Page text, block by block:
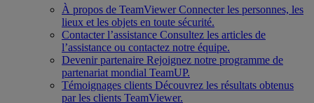
À propos de TeamViewer Connecter les personnes, les
lieux et les objets en toute sécurité.
Contacter l’assistance Consultez les articles de
l’assistance ou contactez notre équipe.
Devenir partenaire Rejoignez notre programme de
partenariat mondial TeamUP.
Témoignages clients Découvrez les résultats obtenus
par les clients TeamViewer.